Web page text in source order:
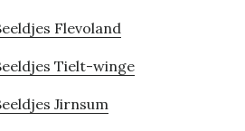
Flevoland
Tielt-winge
Jirnsum